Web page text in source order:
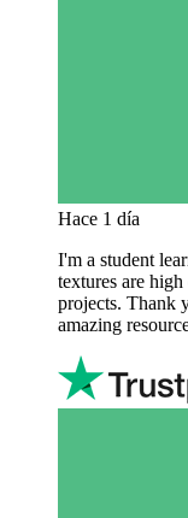
Hace 1 día
I'm a student
textures are
projects. Thank
amazing